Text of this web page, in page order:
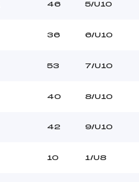
46 5/U10
36 6/U10
53 7/U10
40 8/U10
42 9/U10
10 1/U8